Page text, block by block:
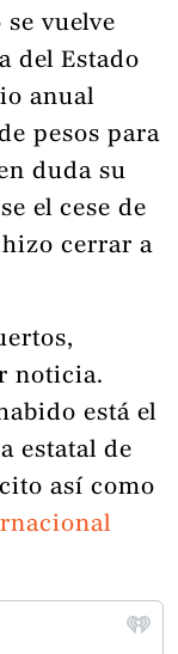
se vuelve
del Estado
anual
pesos para
duda su
el cese de
cerrar a
noticia.
está el
estatal de
así como